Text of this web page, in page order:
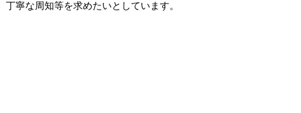
寧な周知等を求めたいとしています。